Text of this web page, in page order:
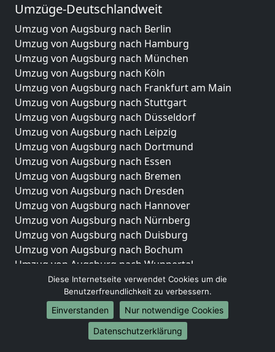
Umzüge-Deutschlandweit
Umzug von Augsburg nach Berlin
Umzug von Augsburg nach Hamburg
Umzug von Augsburg nach München
Umzug von Augsburg nach Köln
Umzug von Augsburg nach Frankfurt am Main
Umzug von Augsburg nach Stuttgart
Umzug von Augsburg nach Düsseldorf
Umzug von Augsburg nach Leipzig
Umzug von Augsburg nach Dortmund
Umzug von Augsburg nach Essen
Umzug von Augsburg nach Bremen
Umzug von Augsburg nach Dresden
Umzug von Augsburg nach Hannover
Umzug von Augsburg nach Nürnberg
Umzug von Augsburg nach Duisburg
Umzug von Augsburg nach Bochum
Umzug von Augsburg nach Wuppertal
Umzug von Augsburg nach Bielefeld
Umzug von Augsburg nach Bonn
Umzug von Augsburg nach Münster
Internationale-Umzüge
Diese Internetseite verwendet Cookies um die
Benutzerfreundlichkeit zu verbessern.
Einverstanden
Nur notwendige Cookies
Datenschutzerklärung